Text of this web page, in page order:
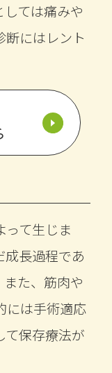
ては痛みや
断にはレント
って生じま
成長過程であ
た、筋肉や
には手術適応
て保存療法が